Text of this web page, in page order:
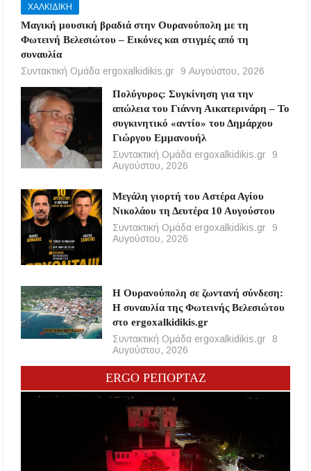
ΧΑΛΚΙΔΙΚΗ
Μαγική μουσική βραδιά στην Ουρανούπολη με τη
Φωτεινή Βελεσιώτου – Εικόνες και στιγμές από τη
συναυλία
Συντακτική Ομάδα ergoxalkidikis.gr
9 Αυγούστου, 2026
Πολύγυρος: Συγκίνηση για την
απώλεια του Γιάννη Αικατερινάρη – Το
συγκινητικό «αντίο» του Δημάρχου
Γιώργου Εμμανουήλ
Συντακτική Ομάδα ergoxalkidikis.gr
9
Αυγούστου, 2026
Μεγάλη γιορτή του Αστέρα Αγίου
Νικολάου τη Δευτέρα 10 Αυγούστου
Συντακτική Ομάδα ergoxalkidikis.gr
9
Αυγούστου, 2026
Η Ουρανούπολη σε ζωντανή σύνδεση:
Η συναυλία της Φωτεινής Βελεσιώτου
στο ergoxalkidikis.gr
Συντακτική Ομάδα ergoxalkidikis.gr
8
Αυγούστου, 2026
ERGO ΡΕΠΟΡΤΑΖ